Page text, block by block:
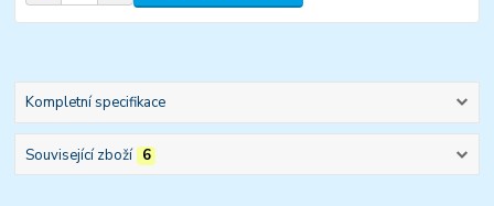
Kompletní specifikace
Související zboží 6